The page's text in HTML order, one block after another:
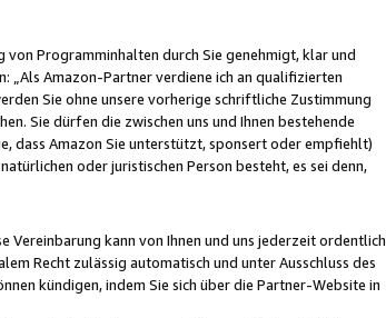
Programminhalten durch Sie genehmigt, klar und
„Als Amazon-Partner verdiene ich an qualifizierten
Sie ohne unsere vorherige schriftliche Zustimmung
Sie dürfen die zwischen uns und Ihnen bestehende
dass Amazon Sie unterstützt, sponsert oder empfiehlt)
oder juristischen Person besteht, es sei denn,
kann von Ihnen und uns jederzeit ordentlich
Recht zulässig automatisch und unter Ausschluss des
kündigen, indem Sie sich über die Partner-Website in